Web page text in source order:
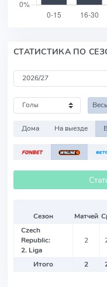
СТАТИСТИКА ПО
Дома На выезде
Сезон Матчей
Czech
Republic:
2. Liga
2
Итого 2